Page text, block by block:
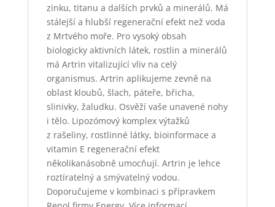
zinku, titanu a dalších prvků a minerálů. Má
stálejší a hlubší regenerační efekt než voda
z Mrtvého moře. Pro vysoký obsah
biologicky aktivních látek, rostlin a minerálů
má Artrin vitalizující vliv na celý
organismus. Artrin aplikujeme zevně na
oblast kloubů, šlach, páteře, břicha,
slinivky, žaludku. Osvěží vaše unavené nohy
i tělo. Lipozómový komplex výtažků
z rašeliny, rostlinné látky, bioinformace a
vitamin E regenerační efekt
několikanásobně umocňují. Artrin je lehce
roztíratelný a smývatelný vodou.
Doporučujeme v kombinaci s přípravkem